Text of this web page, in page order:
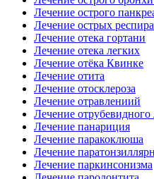
Лечение острого
Лечение острых
Лечение отека гортани
Лечение отека легких
Лечение отёка Квинке
Лечение отита
Лечение отосклероза
Лечение отравлениий
Лечение
Лечение панариция
Лечение паракоклюша
Лечение
Лечение паркинсонизма